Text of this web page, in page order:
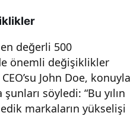
değerli 500
önemli değişiklikler
John Doe, konuyla
söyledi: “Bu yılın
markaların yükselişi